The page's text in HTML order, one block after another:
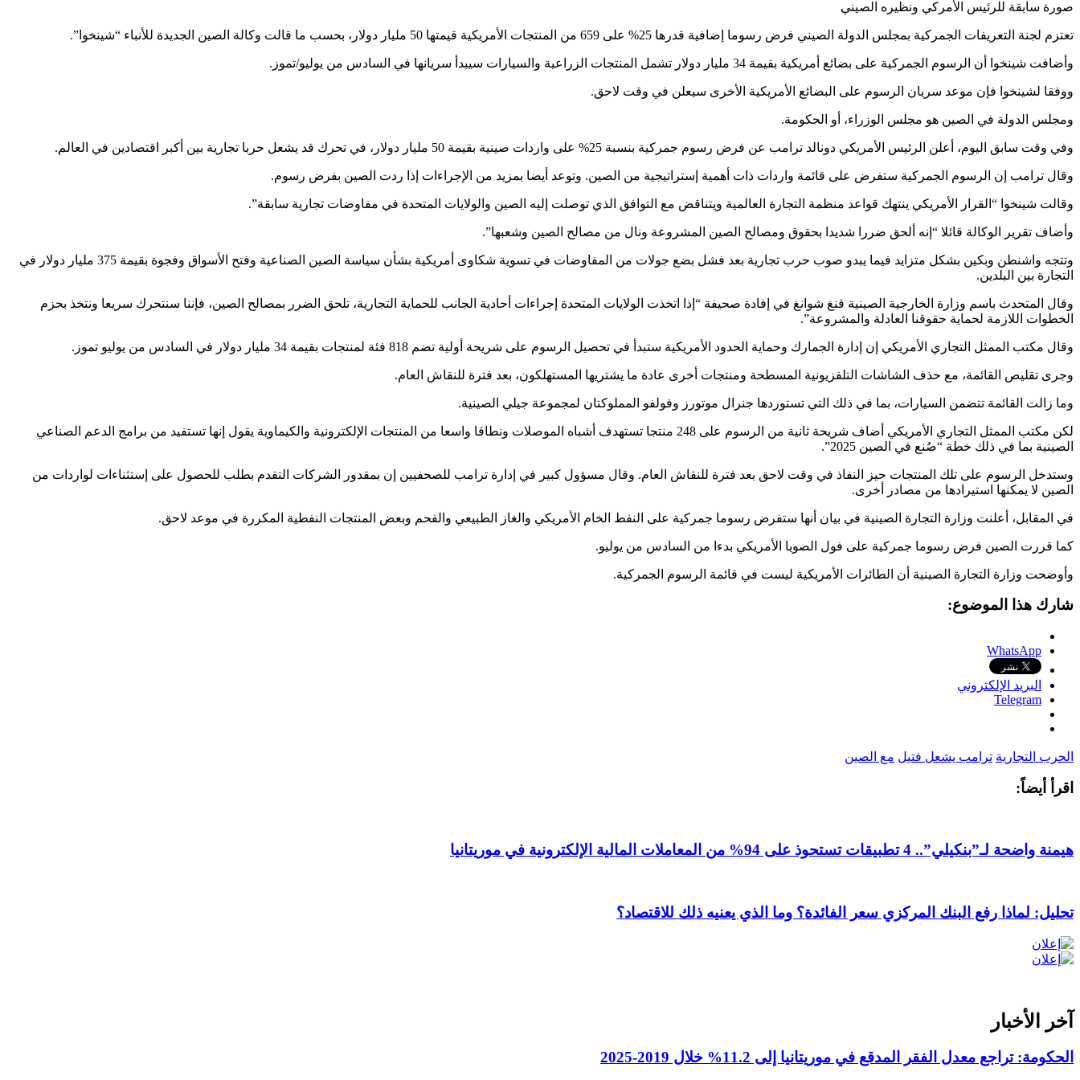
صورة سابقة للرئيس الأمركي ونظيره الصيني
تعتزم لجنة التعريفات الجمركية بمجلس الدولة الصيني فرض رسوما إضافية قدرها 25% على 659 من المنتجات الأمريكية قيمتها 50 مليار دولار، بحسب ما قالت وكالة الصين الجديدة للأنباء “شينخوا”.
وأضافت شينخوا أن الرسوم الجمركية على بضائع أمريكية بقيمة 34 مليار دولار تشمل المنتجات الزراعية والسيارات سيبدأ سريانها في السادس من يوليو/تموز.
ووفقا لشينخوا فإن موعد سريان الرسوم على البضائع الأمريكية الأخرى سيعلن في وقت لاحق.
ومجلس الدولة في الصين هو مجلس الوزراء، أو الحكومة.
وفي وقت سابق اليوم، أعلن الرئيس الأمريكي دونالد ترامب عن فرض رسوم جمركية بنسبة 25% على واردات صينية بقيمة 50 مليار دولار، في تحرك قد يشعل حربا تجارية بين أكبر اقتصادين في العالم.
وقال ترامب إن الرسوم الجمركية ستفرض على قائمة واردات ذات أهمية إستراتيجية من الصين. وتوعد أيضا بمزيد من الإجراءات إذا ردت الصين بفرض رسوم.
وقالت شينخوا “القرار الأمريكي ينتهك قواعد منظمة التجارة العالمية ويتناقض مع التوافق الذي توصلت إليه الصين والولايات المتحدة في مفاوضات تجارية سابقة”.
وأضاف تقرير الوكالة قائلا “إنه ألحق ضررا شديدا بحقوق ومصالح الصين المشروعة ونال من مصالح الصين وشعبها”.
وتتجه واشنطن وبكين بشكل متزايد فيما يبدو صوب حرب تجارية بعد فشل بضع جولات من المفاوضات في تسوية شكاوى أمريكية بشأن سياسة الصين الصناعية وفتح الأسواق وفجوة بقيمة 375 مليار دولار في
التجارة بين البلدين.
وقال المتحدث باسم وزارة الخارجية الصينية قنغ شوانغ في إفادة صحيفة “إذا اتخذت الولايات المتحدة إجراءات أحادية الجانب للحماية التجارية، تلحق الضرر بمصالح الصين، فإننا سنتحرك سريعا ونتخذ بحزم
الخطوات اللازمة لحماية حقوقنا العادلة والمشروعة”.
وقال مكتب الممثل التجاري الأمريكي إن إدارة الجمارك وحماية الحدود الأمريكية ستبدأ في تحصيل الرسوم على شريحة أولية تضم 818 فئة لمنتجات بقيمة 34 مليار دولار في السادس من يوليو تموز.
وجرى تقليص القائمة، مع حذف الشاشات التلفزيونية المسطحة ومنتجات أخرى عادة ما يشتريها المستهلكون، بعد فترة للنقاش العام.
وما زالت القائمة تتضمن السيارات، بما في ذلك التي تستوردها جنرال موتورز وفولفو المملوكتان لمجموعة جيلي الصينية.
لكن مكتب الممثل التجاري الأمريكي أضاف شريحة ثانية من الرسوم على 248 منتجا تستهدف أشباه الموصلات ونطاقا واسعا من المنتجات الإلكترونية والكيماوية يقول إنها تستفيد من برامج الدعم الصناعي
الصينية بما في ذلك خطة “صُنع في الصين 2025”.
وستدخل الرسوم على تلك المنتجات حيز النفاذ في وقت لاحق بعد فترة للنقاش العام. وقال مسؤول كبير في إدارة ترامب للصحفيين إن بمقدور الشركات التقدم بطلب للحصول على إستثناءات لواردات من
الصين لا يمكنها استيرادها من مصادر أخرى.
في المقابل، أعلنت وزارة التجارة الصينية في بيان أنها ستفرض رسوما جمركية على النفط الخام الأمريكي والغاز الطبيعي والفحم وبعض المنتجات النفطية المكررة في موعد لاحق.
كما قررت الصين فرض رسوما جمركية على فول الصويا الأمريكي بدءا من السادس من يوليو.
وأوضحت وزارة التجارة الصينية أن الطائرات الأمريكية ليست في قائمة الرسوم الجمركية.
شارك هذا الموضوع:
WhatsApp
البريد الإلكتروني
Telegram
الحرب التجارية ترامب يشعل فتيل مع الصين
اقرأ أيضاً:
هيمنة واضحة لـ”بنكيلي”.. 4 تطبيقات تستحوذ على 94% من المعاملات المالية الإلكترونية في موريتانيا
تحليل: لماذا رفع البنك المركزي سعر الفائدة؟ وما الذي يعنيه ذلك للاقتصاد؟
آخر الأخبار
الحكومة: تراجع معدل الفقر المدقع في موريتانيا إلى 11.2% خلال 2019-2025